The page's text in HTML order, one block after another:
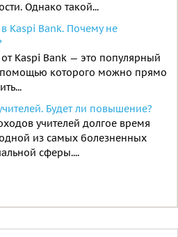
Однако такой...
Kaspi Bank. Почему не
от Kaspi Bank — это популярный
помощью которого можно прямо
Будет ли повышение?
учителей долгое время
одной из самых болезненных
сферы....